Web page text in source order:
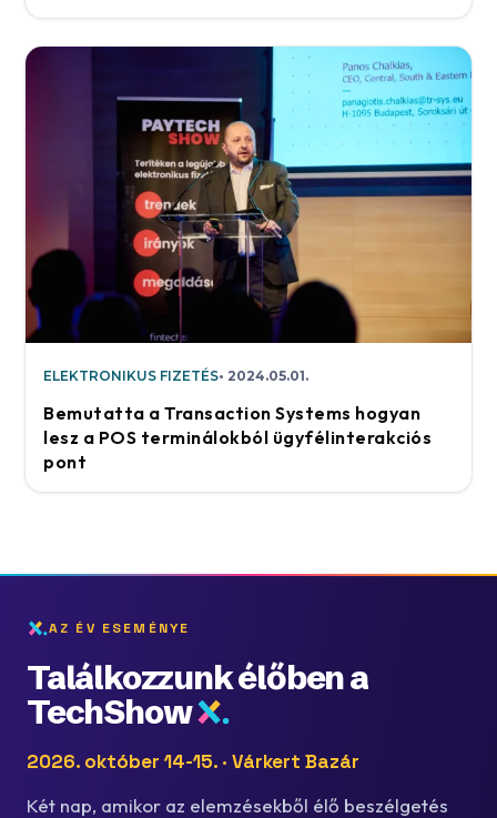
ELEKTRONIKUS FIZETÉS 2024.05.01.
Bemutatta a Transaction Systems hogyan
lesz a POS terminálokból ügyfélinterakciós
pont
AZ ÉV ESEMÉNYE
Találkozzunk élőben a
TechShow
2026. október 14-15. · Várkert Bazár
Két nap, amikor az elemzésekből élő beszélgetés